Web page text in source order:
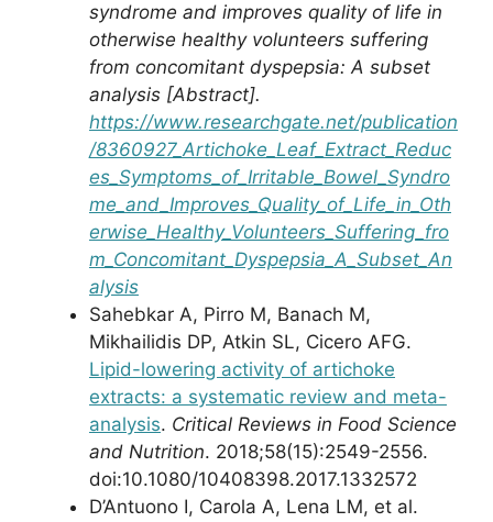
syndrome and improves quality of life in
otherwise healthy volunteers suffering
from concomitant dyspepsia: A subset
analysis [Abstract].
https://www.researchgate.net/publication
/8360927_Artichoke_Leaf_Extract_Reduc
es_Symptoms_of_Irritable_Bowel_Syndro
me_and_Improves_Quality_of_Life_in_Oth
erwise_Healthy_Volunteers_Suffering_fro
m_Concomitant_Dyspepsia_A_Subset_An
alysis
Sahebkar A, Pirro M, Banach M,
Mikhailidis DP, Atkin SL, Cicero AFG.
Lipid-lowering activity of artichoke
extracts: a systematic review and meta-
analysis. Critical Reviews in Food Science
and Nutrition. 2018;58(15):2549-2556.
doi:10.1080/10408398.2017.1332572
D’Antuono I, Carola A, Lena LM, et al.